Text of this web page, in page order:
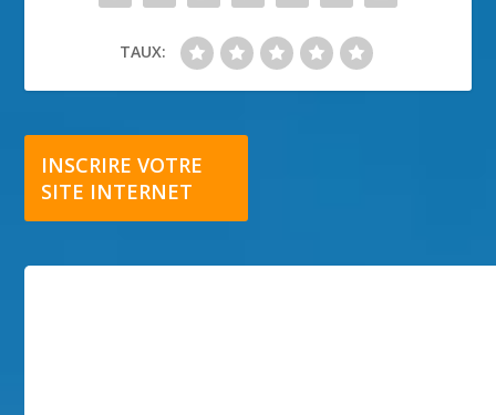
TAUX:
INSCRIRE VOTRE
SITE INTERNET